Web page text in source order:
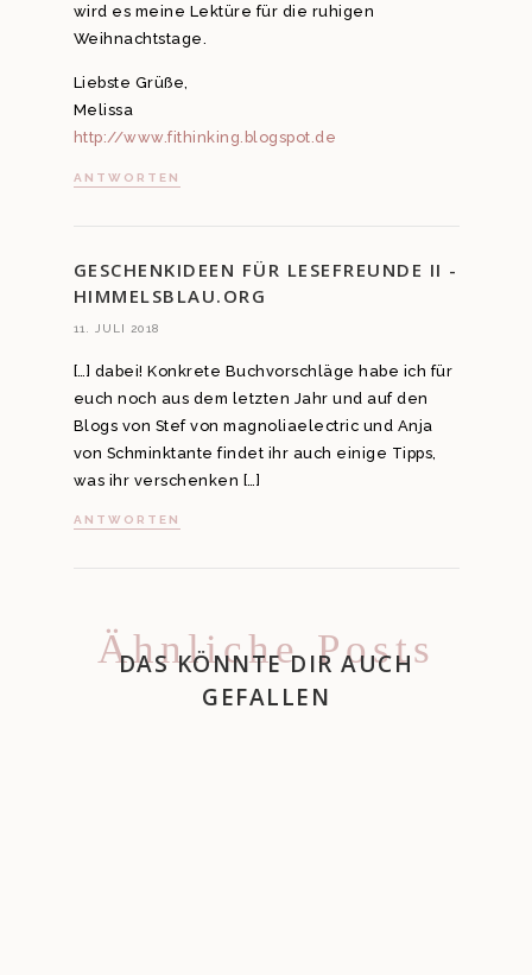
wird es meine Lektüre für die ruhigen
Weihnachtstage.
Liebste Grüße,
Melissa
http://www.fithinking.blogspot.de
ANTWORTEN
GESCHENKIDEEN FÜR LESEFREUNDE II -
HIMMELSBLAU.ORG
11. JULI 2018
[…] dabei! Konkrete Buchvorschläge habe ich für
euch noch aus dem letzten Jahr und auf den
Blogs von Stef von magnoliaelectric und Anja
von Schminktante findet ihr auch einige Tipps,
was ihr verschenken […]
ANTWORTEN
Ähnliche Posts
DAS KÖNNTE DIR AUCH
GEFALLEN